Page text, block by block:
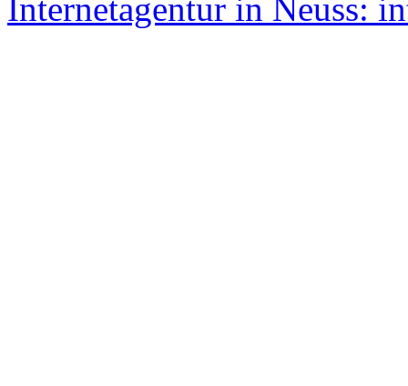
Internetagentur in Neuss: